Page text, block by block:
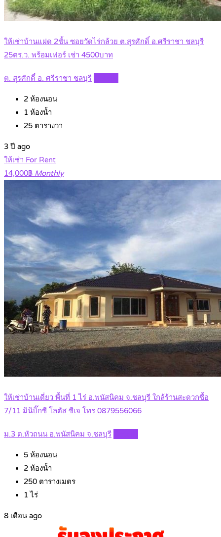
ให้เช่าบ้านแฝด 2ชั้น ซอยวัดไร่กล้วย ต.สุรศักดิ์ อ.ศรีราชา ชลบุรี
25ตร.ว. พร้อมเฟอร์ เช่า 4500บาท
ต. สุรศักดิ์ อ. ศรีราชา ชลบุรี
2 ห้องนอน
1 ห้องน้ำ
25 ตารางวา
3 ปี ago
ให้เช่า For Rent
14,000฿ Monthly
ให้เช่าบ้านเดี่ยว พื้นที่ 1 ไร่ อ.พนัสนิคม จ.ชลบุรี ใกล้ร้านสะดวกซื้อ
7/11 มินิบิ๊กซี โลตัส ซีเจ โทร 0879556066
ม.3 ต.หัวถนน อ.พนัสนิคม จ.ชลบุรี
5 ห้องนอน
2 ห้องน้ำ
250 ตารางเมตร
1 ไร่
8 เดือน ago